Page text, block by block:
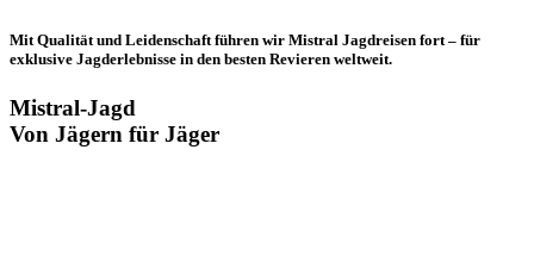
Mit Qualität und Leidenschaft führen wir Mistral Jagdreisen fort – für
exklusive Jagderlebnisse in den besten Revieren weltweit.
Mistral-Jagd
Von Jägern für Jäger